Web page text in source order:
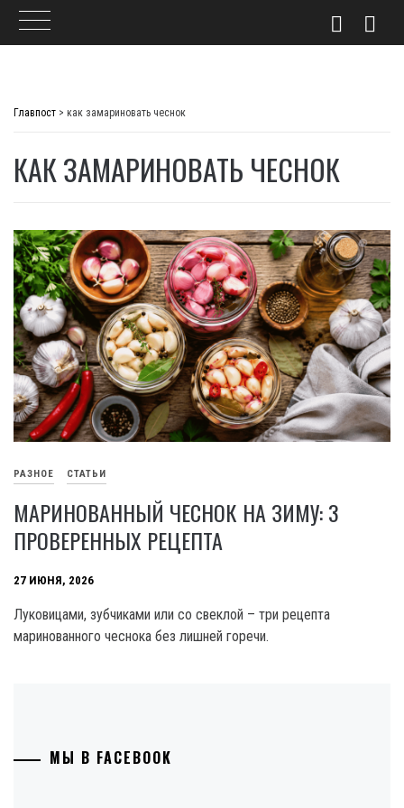
Главпост > как замариновать чеснок
КАК ЗАМАРИНОВАТЬ ЧЕСНОК
РАЗНОЕ СТАТЬИ
МАРИНОВАННЫЙ ЧЕСНОК НА ЗИМУ: 3
ПРОВЕРЕННЫХ РЕЦЕПТА
27 ИЮНЯ, 2026
Луковицами, зубчиками или со свеклой – три рецепта
маринованного чеснока без лишней горечи.
МЫ В FACEBOOK